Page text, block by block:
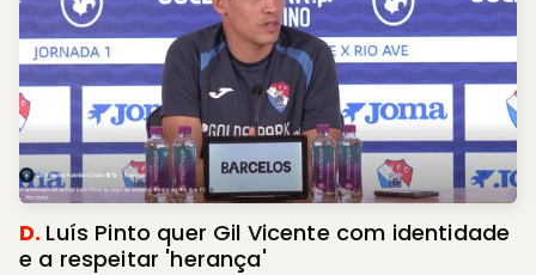
D. Luís Pinto quer Gil Vicente com identidade
e a respeitar 'herança'